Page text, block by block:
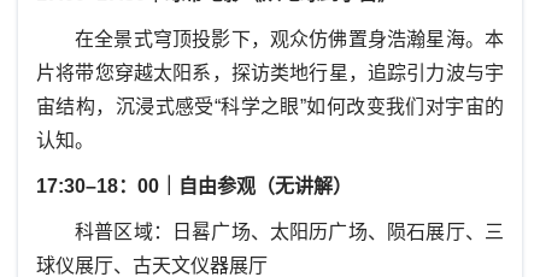
在全景式穹顶投影下，观众仿佛置身浩瀚星海。本
片将带您穿越太阳系，探访类地行星，追踪引力波与宇
宙结构，沉浸式感受“科学之眼”如何改变我们对宇宙的
认知。
17:30–18：00｜自由参观（无讲解）
科普区域：日晷广场、太阳历广场、陨石展厅、三
球仪展厅、古天文仪器展厅